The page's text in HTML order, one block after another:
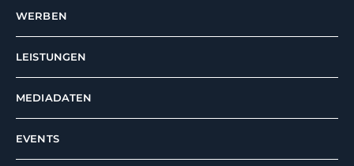
WERBEN
LEISTUNGEN
MEDIADATEN
EVENTS